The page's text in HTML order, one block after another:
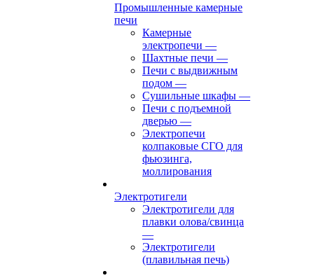
Промышленные камерные
печи
Камерные
электропечи —
Шахтные печи —
Печи с выдвижным
подом —
Сушильные шкафы —
Печи с подъемной
дверью —
Электропечи
колпаковые СГО для
фьюзинга,
моллирования
Электротигели
Электротигели для
плавки олова/свинца
—
Электротигели
(плавильная печь)